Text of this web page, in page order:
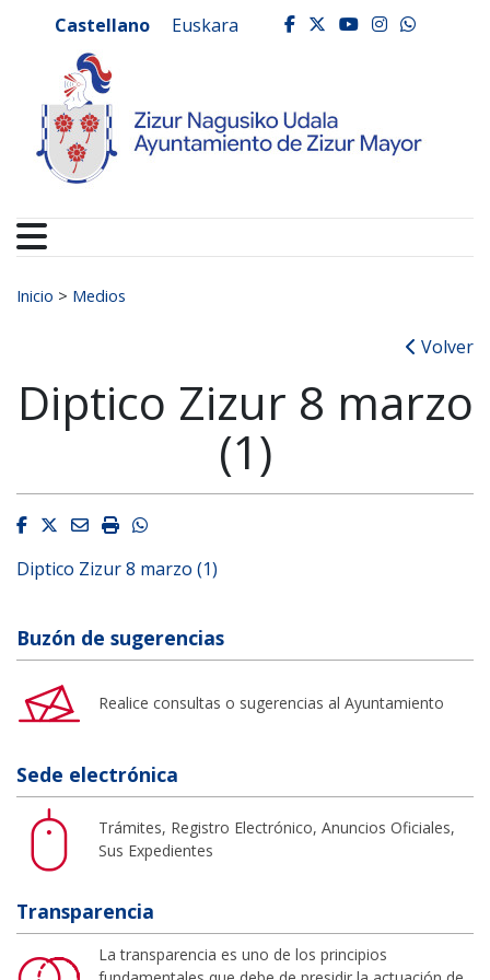
Ayuntamiento de
Castellano Euskara facebook
twitter
youtube
Buscar:
Inicio > Medios
Volver
Diptico Zizur 8 marzo
(1)
Facebook
Twitter
EmailImprimirWhatsapp
Diptico Zizur 8 marzo (1)
Buzón de sugerencias
Realice consultas o sugerencias al Ayuntamiento
Sede electrónica
Trámites, Registro Electrónico, Anuncios Oficiales,
Sus Expedientes
Transparencia
La transparencia es uno de los principios